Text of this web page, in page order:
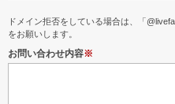
ドメイン拒否をしている場合は、「
をお願いします。
お問い合わせ内容※